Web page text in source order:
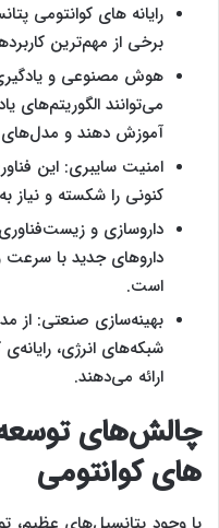
رایانه ‌های کوانتومی
برخی از مهم‌ترین
هوش مصنوعی و یادگیری
می‌توانند
آموزش دهند و مدل‌های
امنیت سایبری: این
کنونی را شکسته و نیاز
داروسازی و
داروهای جدید با سرعت و
است.
بهینه‌سازی صنعتی: از
شبکه‌های انرژی،
ارائه می‌دهند.
چالش‌های توسعه
‌های کوانتومی